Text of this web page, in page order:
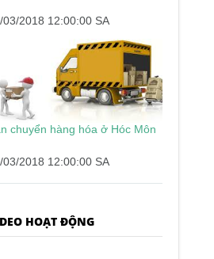
03/2018 12:00:00 SA
chuyển hàng hóa ở Hóc Môn
03/2018 12:00:00 SA
HOẠT ĐỘNG